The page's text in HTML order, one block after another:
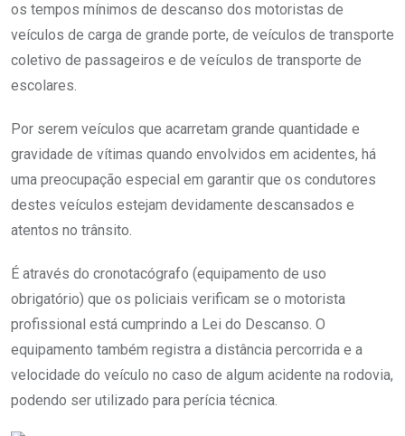
os tempos mínimos de descanso dos motoristas de
veículos de carga de grande porte, de veículos de transporte
coletivo de passageiros e de veículos de transporte de
escolares.
Por serem veículos que acarretam grande quantidade e
gravidade de vítimas quando envolvidos em acidentes, há
uma preocupação especial em garantir que os condutores
destes veículos estejam devidamente descansados e
atentos no trânsito.
É através do cronotacógrafo (equipamento de uso
obrigatório) que os policiais verificam se o motorista
profissional está cumprindo a Lei do Descanso. O
equipamento também registra a distância percorrida e a
velocidade do veículo no caso de algum acidente na rodovia,
podendo ser utilizado para perícia técnica.